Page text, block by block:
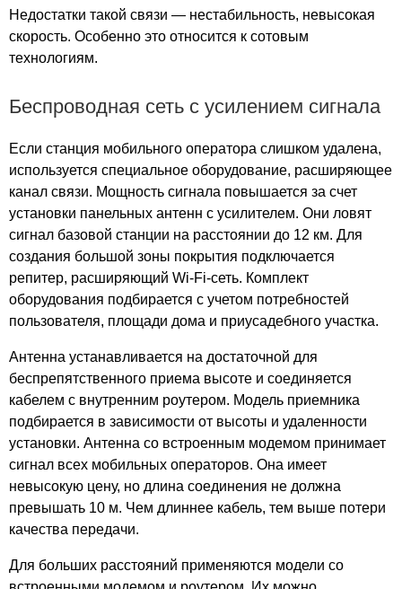
Деревня Манылово
Деревня Мелкишево
Деревня Мисюрево
Деревня Моисеевка
Деревня Мокеево
Деревня Молодники
Посёлок Молодники
Деревня Морозовка
Деревня Мураково
Деревня Мясниково
Деревня Никиткино
Деревня Новишки
Деревня Нововладимировка
Деревня Новокосцы
Деревня Новосемёновка
Деревня Новцо
Деревня Новый Поташ
Деревня Овинищи
Деревня Осинки
Деревня Отводное
Деревня Петрунино
Недостатки такой связи — нестабильность, невысокая
скорость. Особенно это относится к сотовым
технологиям.
Беспроводная сеть с усилением сигнала
Если станция мобильного оператора слишком удалена,
используется специальное оборудование, расширяющее
канал связи. Мощность сигнала повышается за счет
установки панельных антенн с усилителем. Они ловят
сигнал базовой станции на расстоянии до 12 км. Для
создания большой зоны покрытия подключается
репитер, расширяющий Wi-Fi-сеть. Комплект
оборудования подбирается с учетом потребностей
пользователя, площади дома и приусадебного участка.
Антенна устанавливается на достаточной для
беспрепятственного приема высоте и соединяется
кабелем с внутренним роутером. Модель приемника
подбирается в зависимости от высоты и удаленности
установки. Антенна со встроенным модемом принимает
сигнал всех мобильных операторов. Она имеет
невысокую цену, но длина соединения не должна
превышать 10 м. Чем длиннее кабель, тем выше потери
качества передачи.
Для больших расстояний применяются модели со